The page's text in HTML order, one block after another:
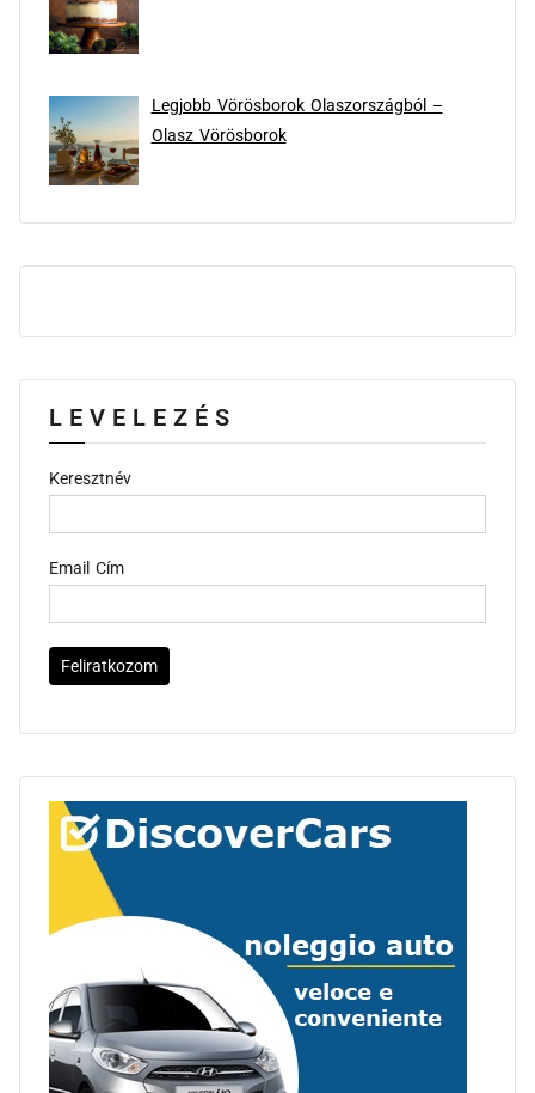
Legjobb Vörösborok Olaszországból –
Olasz Vörösborok
LEVELEZÉS
Keresztnév
Email Cím